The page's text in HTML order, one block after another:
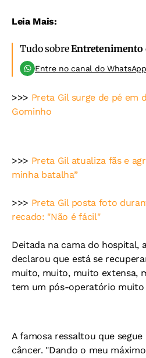
Leia Mais:
Tudo sobreEntretenimento
Entre no canal do
>>> Preta Gil surge de pé em
Gominho
>>> Preta Gil atualiza fãs e
minha batalha”
>>> Preta Gil posta foto
recado: "Não é fácil"
Deitada na cama do hospital,
declarou que está se
muito, muito, muito extensa,
tem um pós-operatório muito
A famosa ressaltou que
câncer. "Dando o meu